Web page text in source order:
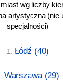
wg liczby
artystyczna (nie
specjalności)
1. Łódź (40)
Warszawa (29)